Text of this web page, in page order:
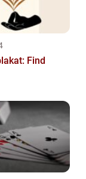
Find